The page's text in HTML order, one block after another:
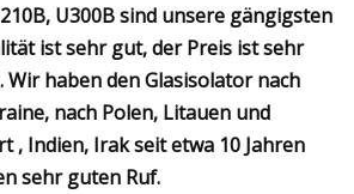
U300B sind unsere gängigsten
ist sehr gut, der Preis ist sehr
haben den Glasisolator nach
nach Polen, Litauen und
, Indien, Irak seit etwa 10 Jahren
sehr guten Ruf.